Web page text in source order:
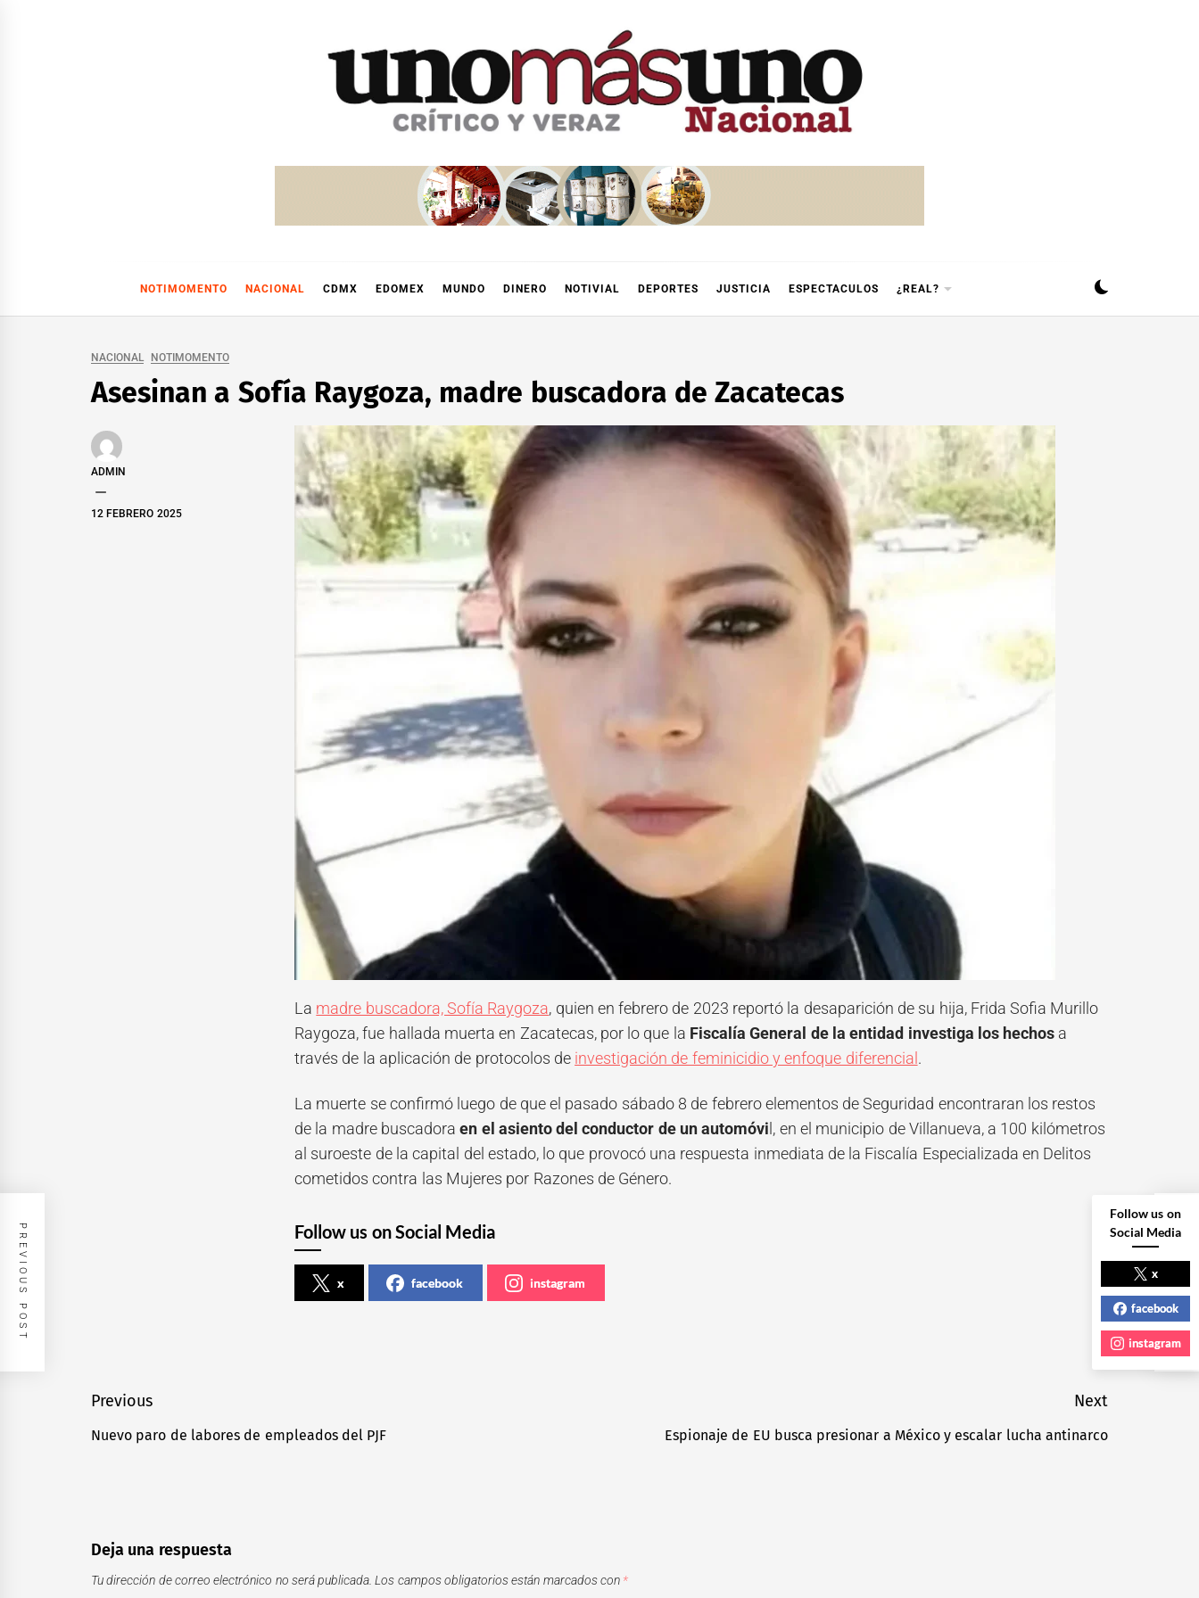
NOTIMOMENTO NACIONAL CDMX EDOMEX MUNDO DINERO NOTIVIAL DEPORTES JUSTICIA ESPECTACULOS ¿REAL?
NACIONAL NOTIMOMENTO
Asesinan a Sofía Raygoza, madre buscadora de Zacatecas
ADMIN
12 FEBRERO 2025
La madre buscadora, Sofía Raygoza, quien en febrero de 2023 reportó la desaparición de su hija, Frida Sofia Murillo
Raygoza, fue hallada muerta en Zacatecas, por lo que la Fiscalía General de la entidad investiga los hechos a
través de la aplicación de protocolos de investigación de feminicidio y enfoque diferencial .
La muerte se confirmó luego de que el pasado sábado 8 de febrero elementos de Seguridad encontraran los restos
de la madre buscadoraen el asiento del conductor de un automóvil, en el municipio de Villanueva, a 100 kilómetros
al suroeste de la capital del estado, lo que provocó una respuesta inmediata de la Fiscalía Especializada en Delitos
cometidos contra las Mujeres por Razones de Género.
Follow us on Social Media
x facebook instagram
Navegación
de
Previous
Previous
Nuevo paro de labores de empleados del PJF
Next
Next
Espionaje de EU busca presionar a México y escalar lucha antinarco
PREVIOUS POST NEXT POST
Deja una respuesta
Tu dirección de correo electrónico no será publicada. Los campos obligatorios están marcados con *
Follow us on
Social Media
x
facebook
instagram